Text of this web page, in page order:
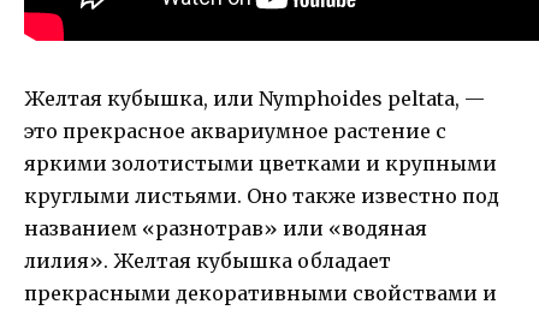
Желтая кубышка, или Nymphoides peltata, —
это прекрасное аквариумное растение с
яркими золотистыми цветками и крупными
круглыми листьями. Оно также известно под
названием «разнотрав» или «водяная
лилия». Желтая кубышка обладает
прекрасными декоративными свойствами и